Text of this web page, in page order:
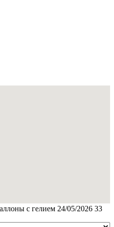
с гелием 24/05/2026 33